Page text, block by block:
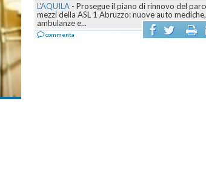
L'AQUILA - Dall’Aquilano al Pescarese e al
Teramano, volontari, mezzi terrestri, elicotteri e
Canadair sono...
commenta